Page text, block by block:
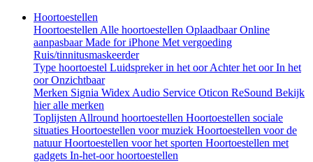
Hoortoestellen
Hoortoestellen Alle hoortoestellen OplaadbaarOnline
aanpasbaarMade for iPhone Met vergoeding
Ruis/tinnitusmaskeerder
Type hoortoestel Luidspreker in het oorAchter het oorIn het
oorOnzichtbaar
Merken Signia Widex Audio Service Oticon ReSound Bekijk
hier alle merken
Toplijsten Allround hoortoestellen Hoortoestellen sociale
situaties Hoortoestellen voor muziek Hoortoestellen voor de
natuurHoortoestellen voor het sporten Hoortoestellen met
gadgets In-het-oor hoortoestellen